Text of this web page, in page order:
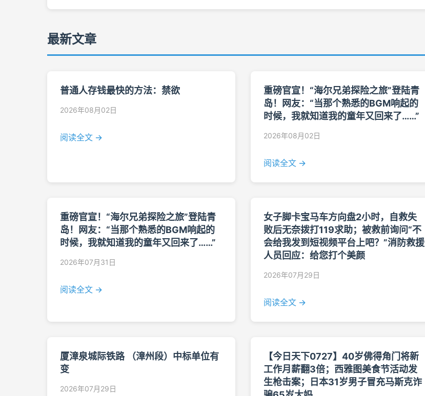
最新文章
普通人存钱最快的方法：禁欲
2026年08月02日
阅读全文 →
重磅官宣！“海尔兄弟探险之旅”登陆青
岛！网友：“当那个熟悉的BGM响起的
时候，我就知道我的童年又回来了……”
2026年08月02日
阅读全文 →
重磅官宣！“海尔兄弟探险之旅”登陆青
岛！网友：“当那个熟悉的BGM响起的
时候，我就知道我的童年又回来了……”
2026年07月31日
阅读全文 →
女子脚卡宝马车方向盘2小时，自救失
败后无奈拨打119求助；被救前询问“不
会给我发到短视频平台上吧？”消防救援
人员回应：给您打个美颜
2026年07月29日
阅读全文 →
厦漳泉城际铁路 （漳州段）中标单位有
变
2026年07月29日
【今日天下0727】40岁佛得角门将新
工作月薪翻3倍；西雅图美食节活动发
生枪击案；日本31岁男子冒充马斯克诈